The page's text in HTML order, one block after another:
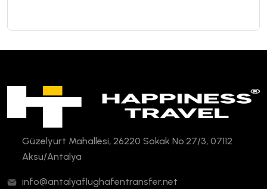
Güzelyurt Mahallesi, 26220 Sokak No:27/3, 07112
Aksu/Antalya
info@antalyaflughafentransfer.net